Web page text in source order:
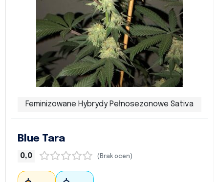
Feminizowane Hybrydy Pełnosezonowe Sativa
Blue Tara
0,0 (Brak ocen)